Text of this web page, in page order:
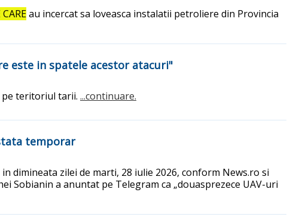
au incercat sa loveasca instalatii petroliere din Provincia
este in spatele acestor atacuri"
teritoriul tarii. ...continuare.
temporar
dimineata zilei de marti, 28 iulie 2026, conform News.ro si
Sobianin a anuntat pe Telegram ca „douasprezece UAV-uri